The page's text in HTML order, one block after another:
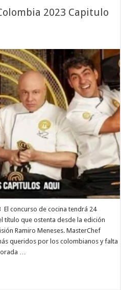
2023 Capitulo
concurso de cocina tendrá 24
título que ostenta desde la edición
Ramiro Meneses. MasterChef
queridos por los colombianos y falta
…